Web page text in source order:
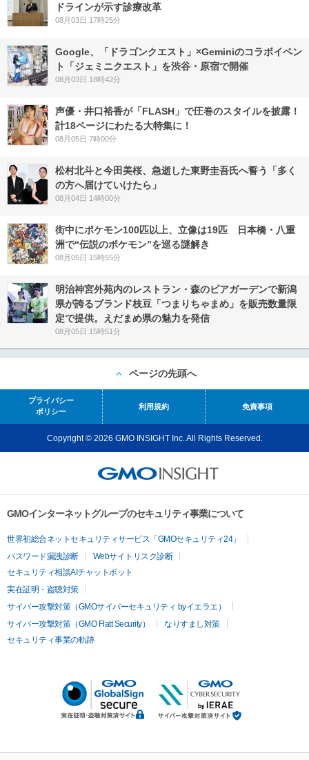
ドラインが示す診療改革
08月03日 17時25分
Google、「ドラゴンクエスト」×Geminiのコラボイベン
ト「ジェミニクエスト」を渋谷・原宿で開催
08月03日 18時42分
声優・井口裕香が「FLASH」で圧巻のスタイルを披露！
計18ページにわたる大特集に！
08月05日 7時00分
松村北斗と今田美桜、急逝した東野圭吾氏へ誓う「多く
の方へ届けていけたら」
08月04日 14時00分
街中にポケモン100匹以上、立像は19匹 日本橋・八重
洲で“伝説のポケモン”を巡る謎解き
08月05日 15時55分
明治神宮外苑内のレストラン・森のビアガーデンで新潟
県が誇るブランド枝豆「つまりちゃまめ」を販売数量限
定で提供。えだまめ県の魅力を発信
08月05日 15時51分
ページの先頭へ
プライバシー
ポリシー
利用規約 免責事項
Copyright © 2026 GMO INSIGHT Inc. All Rights Reserved.
GMOインターネットグループのセキュリティ事業について
世界初総合ネットセキュリティサービス「GMOセキュリティ24」
パスワード漏洩診断
Webサイトリスク診断
セキュリティ相談AIチャットボット
実在証明・盗聴対策
サイバー攻撃対策（GMOサイバーセキュリティ byイエラエ）
サイバー攻撃対策（GMO Flatt Security）
なりすまし対策
セキュリティ事業の軌跡